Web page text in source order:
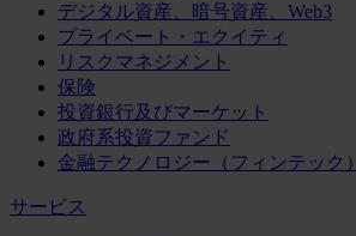
デジタル資産、暗号資産、Web3
プライベート・エクイティ
リスクマネジメント
保険
投資銀行及びマーケット
政府系投資ファンド
金融テクノロジー（フィンテック）
サービス